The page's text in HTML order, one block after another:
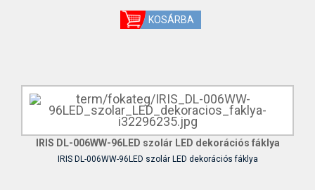
IRIS DL-006WW-96LED szolár LED dekorációs fáklya
IRIS DL-006WW-96LED szolár LED dekorációs fáklya